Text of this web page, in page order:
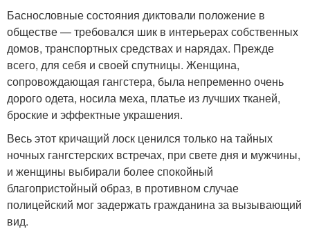
Баснословные состояния диктовали положение в
обществе — требовался шик в интерьерах собственных
домов, транспортных средствах и нарядах. Прежде
всего, для себя и своей спутницы. Женщина,
сопровождающая гангстера, была непременно очень
дорого одета, носила меха, платье из лучших тканей,
броские и эффектные украшения.
Весь этот кричащий лоск ценился только на тайных
ночных гангстерских встречах, при свете дня и мужчины,
и женщины выбирали более спокойный
благопристойный образ, в противном случае
полицейский мог задержать гражданина за вызывающий
вид.